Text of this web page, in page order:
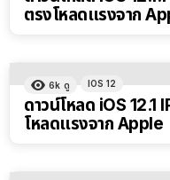
ตรงโหลดแรงจาก
6k ดู IOS 12
ดาวน์โหลด iOS
โหลดแรงจาก Apple